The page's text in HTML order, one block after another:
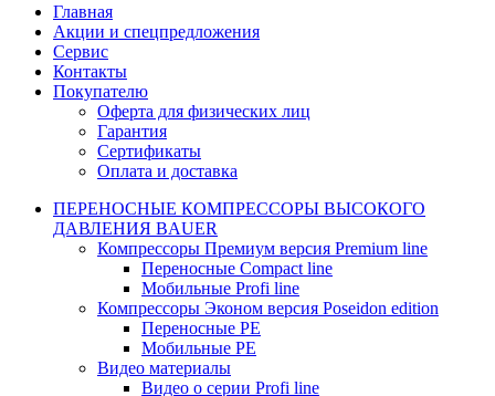
Главная
Акции и спецпредложения
Сервис
Контакты
Покупателю
Оферта для физических лиц
Гарантия
Сертификаты
Оплата и доставка
ПЕРЕНОСНЫЕ КОМПРЕССОРЫ ВЫСОКОГО
ДАВЛЕНИЯ BAUER
Компрессоры Премиум версия Premium line
Переносные Compact line
Мобильные Profi line
Компрессоры Эконом версия Poseidon edition
Переносные PE
Мобильные PE
Видео материалы
Видео о серии Profi line